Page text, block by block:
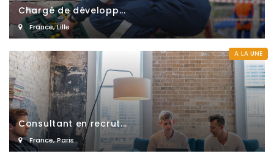
Chargé de développ...
France,Lille
A LA UNE
Consultant en recrut...
France,Paris